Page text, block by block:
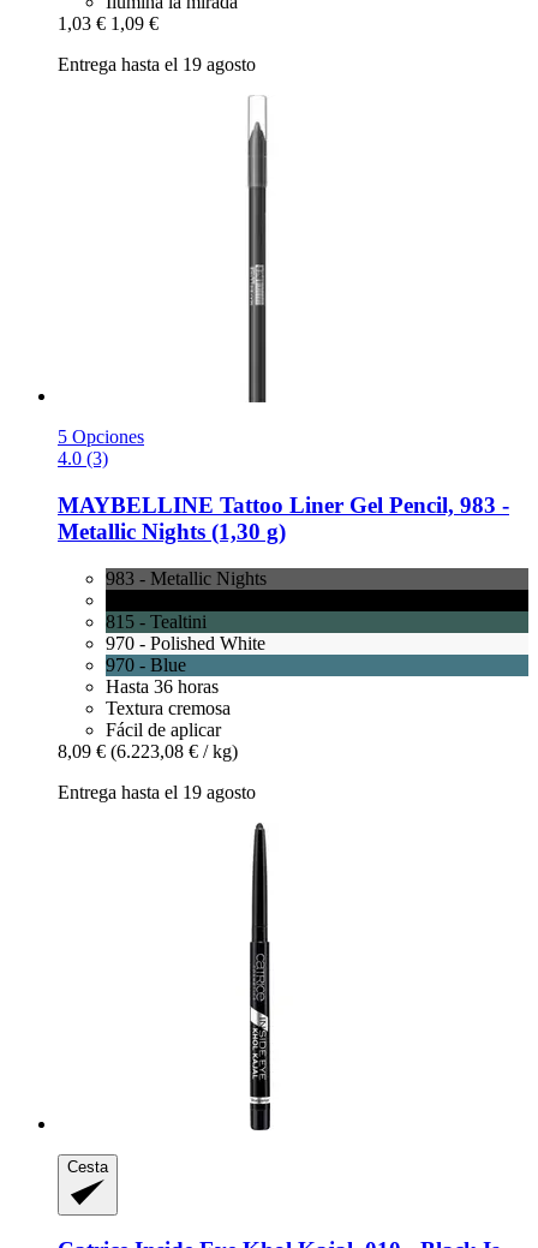
1,03 € 1,09 €
Entrega hasta el 19 agosto
5 Opciones
4.0 (3)
MAYBELLINE Tattoo Liner Gel Pencil, 983 -​
Metallic Nights (1,30 g)
983 - Metallic Nights
815 - Tealtini
970 - Polished White
970 - Blue
Hasta 36 horas
Textura cremosa
Fácil de aplicar
8,09 € (6.223,08 € / kg)
Entrega hasta el 19 agosto
Cesta